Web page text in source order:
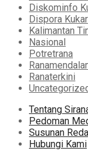
Diskominfo
Dispora Kukar
Kalimantan
Nasional
Potretrana
Ranaterkini
Tentang
Pedoman
Susunan
Hubungi Kami